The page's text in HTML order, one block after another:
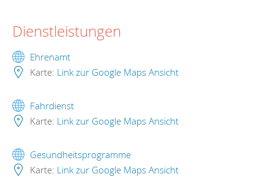
Dienstleistungen
Ehrenamt
Karte: Link zur Google Maps Ansicht
Fahrdienst
Karte: Link zur Google Maps Ansicht
Gesundheitsprogramme
Karte: Link zur Google Maps Ansicht